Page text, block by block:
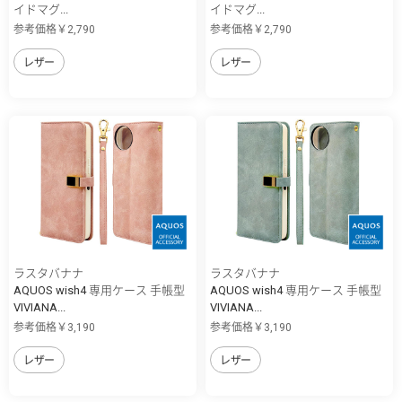
イドマグ...
参考価格￥2,790
レザー
イドマグ...
参考価格￥2,790
レザー
ラスタバナナ
AQUOS wish4 専用ケース 手帳型
VIVIANA...
参考価格￥3,190
レザー
ラスタバナナ
AQUOS wish4 専用ケース 手帳型
VIVIANA...
参考価格￥3,190
レザー